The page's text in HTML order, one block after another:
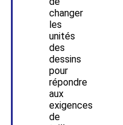
changer
les
unités
des
dessins
pour
répondre
aux
exigences
de